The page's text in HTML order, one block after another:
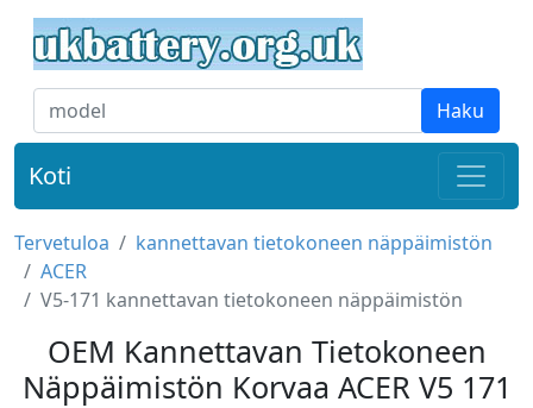
Haku
Koti
Tervetuloa
kannettavan tietokoneen näppäimistön
ACER
V5-171 kannettavan tietokoneen näppäimistön
OEM Kannettavan Tietokoneen
Näppäimistön Korvaa ACER V5 171